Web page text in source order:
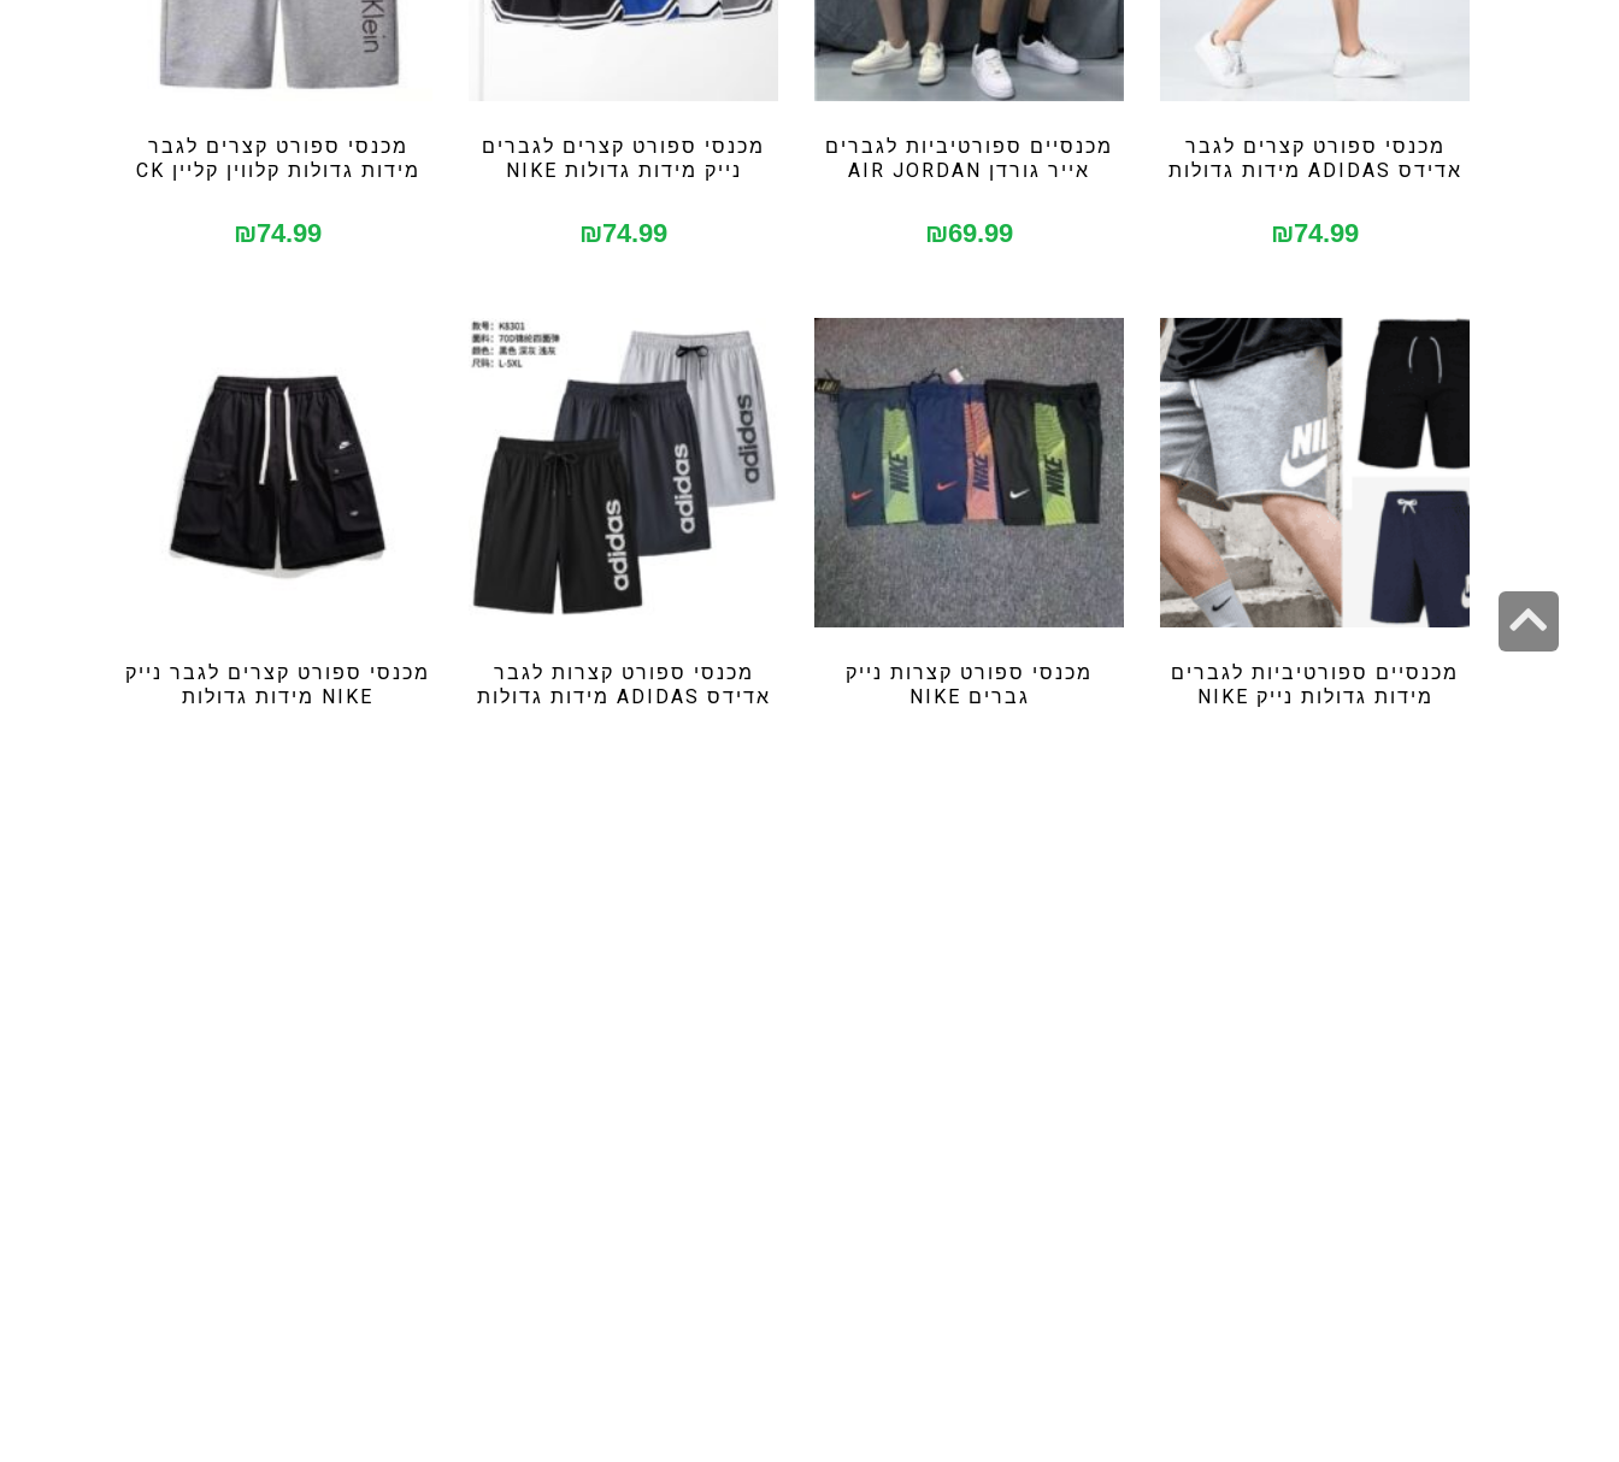
מכנסי ספורט קצרים לגבר
אדידס ADIDAS מידות גדולות
₪74.99
מכנסיים ספורטיביות לגברים
אייר גורדן AIR JORDAN
₪69.99
מכנסי ספורט קצרים לגברים
נייק מידות גדולות NIKE
₪74.99
מכנסי ספורט קצרים לגבר
מידות גדולות קלווין קליין CK
₪74.99
מכנסיים ספורטיביות לגברים
מידות גדולות נייק NIKE
מכנסי ספורט קצרות נייק
גברים NIKE
מכנסי ספורט קצרות לגבר
אדידס ADIDAS מידות גדולות
מכנסי ספורט קצרים לגבר נייק
NIKE מידות גדולות
גלילה
לראש